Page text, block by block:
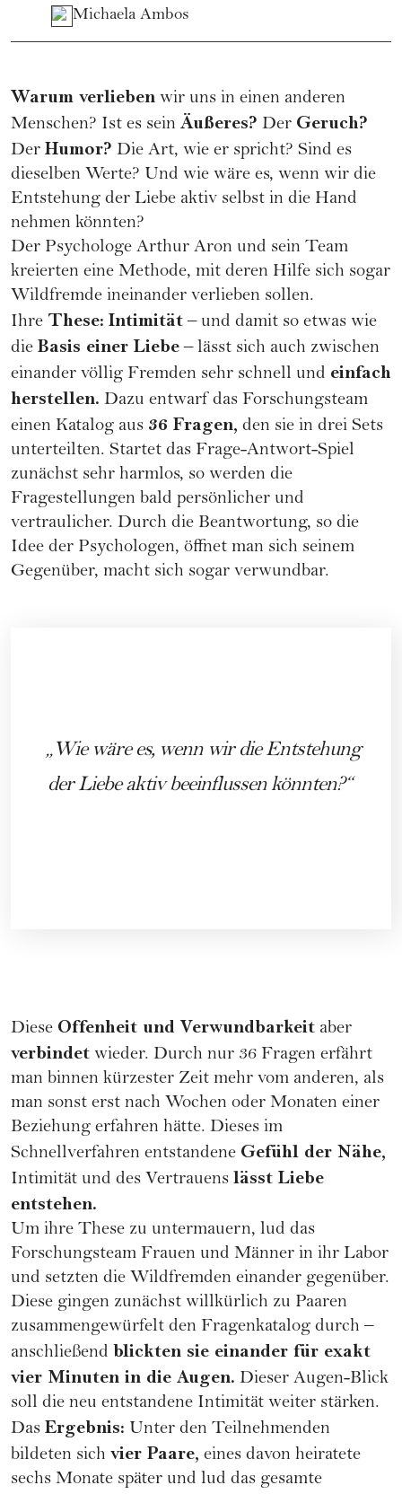
Michaela Ambos
Warum verlieben wir uns in einen anderen
Menschen? Ist es sein Äußeres? Der Geruch?
Der Humor? Die Art, wie er spricht? Sind es
dieselben Werte? Und wie wäre es, wenn wir die
Entstehung der Liebe aktiv selbst in die Hand
nehmen könnten?
Der Psychologe Arthur Aron und sein Team
kreierten eine Methode, mit deren Hilfe sich sogar
Wildfremde ineinander verlieben sollen.
Ihre These: Intimität– und damit so etwas wie
die Basis einer Liebe– lässt sich auch zwischen
einander völlig Fremden sehr schnell und einfach
herstellen. Dazu entwarf das Forschungsteam
einen Katalog aus 36 Fragen, den sie in drei Sets
unterteilten. Startet das Frage-Antwort-Spiel
zunächst sehr harmlos, so werden die
Fragestellungen bald persönlicher und
vertraulicher. Durch die Beantwortung, so die
Idee der Psychologen, öffnet man sich seinem
Gegenüber, macht sich sogar verwundbar.
Wie wäre es, wenn wir die Entstehung
der Liebe aktiv beeinflussen könnten?
Diese Offenheit und Verwundbarkeit aber
verbindet wieder. Durch nur 36 Fragen erfährt
man binnen kürzester Zeit mehr vom anderen, als
man sonst erst nach Wochen oder Monaten einer
Beziehung erfahren hätte. Dieses im
Schnellverfahren entstandene Gefühl der Nähe,
Intimität und des Vertrauens lässt Liebe
entstehen.
Um ihre These zu untermauern, lud das
Forschungsteam Frauen und Männer in ihr Labor
und setzten die Wildfremden einander gegenüber.
Diese gingen zunächst willkürlich zu Paaren
zusammengewürfelt den Fragenkatalog durch –
anschließend blickten sie einander für exakt
vier Minuten in die Augen. Dieser Augen-Blick
soll die neu entstandene Intimität weiter stärken.
Das Ergebnis: Unter den Teilnehmenden
bildeten sich vier Paare, eines davon heiratete
sechs Monate später und lud das gesamte